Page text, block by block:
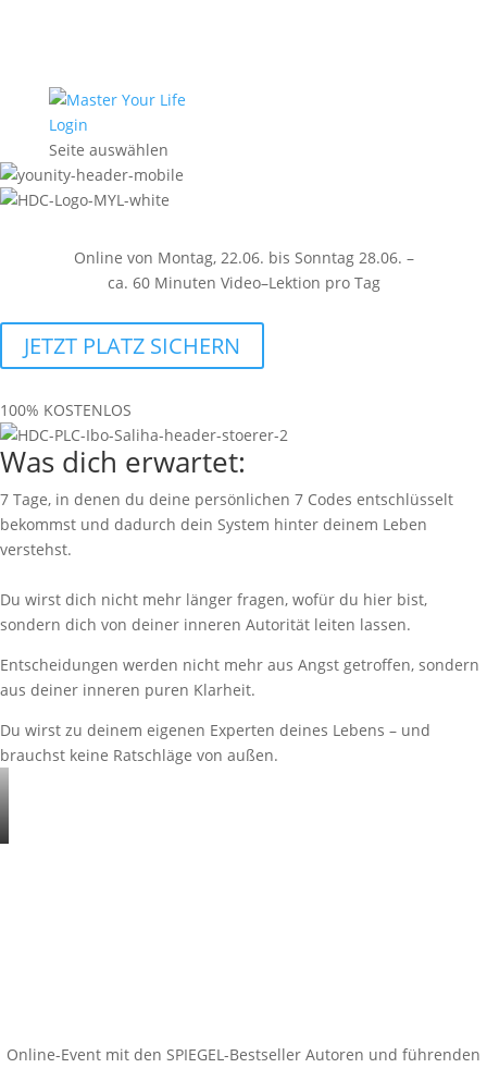
Login
Seite auswählen
Online von Montag, 22.06. bis Sonntag 28.06. –
ca. 60 Minuten Video–Lektion pro Tag
JETZT PLATZ SICHERN
100% KOSTENLOS
Was dich erwartet:
7 Tage, in denen du deine persönlichen 7 Codes entschlüsselt
bekommst und dadurch dein System hinter deinem Leben
verstehst.
Du wirst dich nicht mehr länger fragen, wofür du hier bist,
sondern dich von deiner inneren Autorität leiten lassen.
Entscheidungen werden nicht mehr aus Angst getroffen, sondern
aus deiner inneren puren Klarheit.
Du wirst zu deinem eigenen Experten deines Lebens – und
brauchst keine Ratschläge von außen.
Online-Event mit den SPIEGEL-Bestseller Autoren und führenden